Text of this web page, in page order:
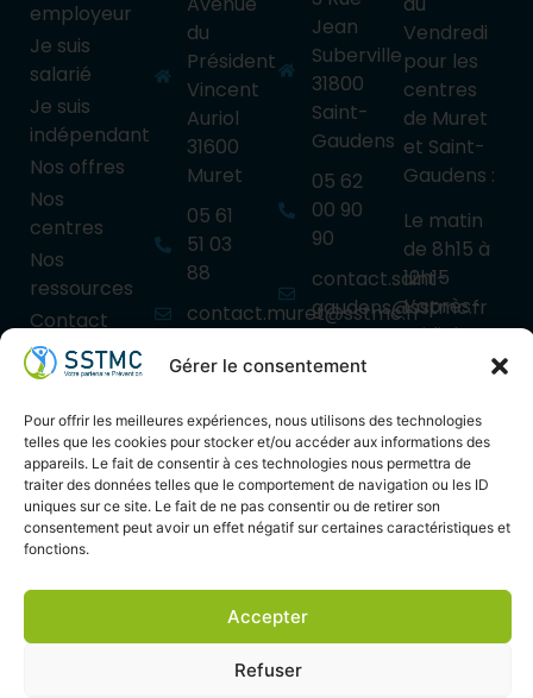
Gérer le consentement
Pour offrir les meilleures expériences, nous utilisons des technologies
telles que les cookies pour stocker et/ou accéder aux informations des
appareils. Le fait de consentir à ces technologies nous permettra de
traiter des données telles que le comportement de navigation ou les ID
uniques sur ce site. Le fait de ne pas consentir ou de retirer son
consentement peut avoir un effet négatif sur certaines caractéristiques et
fonctions.
Accepter
Refuser
employeur
Je suis
salarié
Je suis
indépendant
Nos offres
Nos
centres
Nos
ressources
Contact
Mentions
Politique de
confidentialité
Cookies
du
Président
Vincent
Auriol
31600
Muret
05 61
51 03
88
contact.muret@sstmc.fr
Nos
centres :
Portet-
sur-
Garonne
Auterive
Saint-Lys
Jean
Suberville
31800
Saint-
Gaudens
05 62
00 90
90
contact.saint-
gaudens@sstmc.fr
Nos
centres :
Gaudens
Isle en
Dodon
Bagnères
de Luchon
Vendredi
pour les
centres
de Muret
et Saint-
Gaudens :
Le matin
de 8h15 à
12h15
L’après-
midi de
Sur
rendez-
vous pour
les